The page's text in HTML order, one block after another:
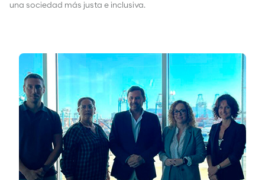
una sociedad más justa e inclusiva.